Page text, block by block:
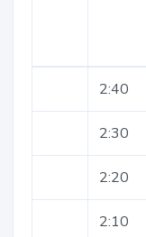
2:40
2:30
2:20
2:10